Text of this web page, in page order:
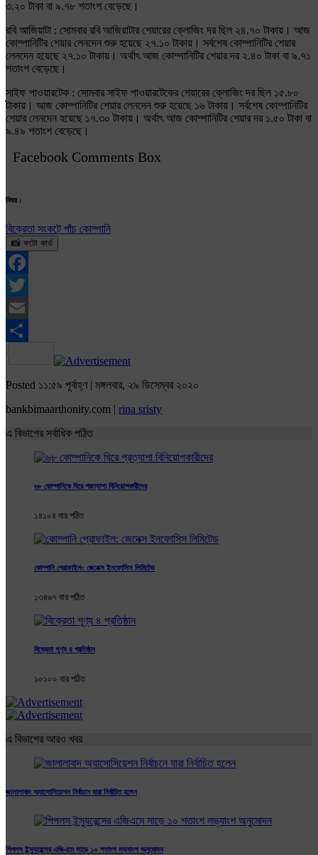
৩.২০ টাকা বা ৯.৭৮ শতাংশ বেড়েছে।
রবি আজিয়াটা : সোমবার রবি আজিয়াটার শেয়ারের ক্লোজিং দর ছিল ২৪.৭০ টাকায়। আজ
কোম্পানিটির শেয়ার লেনদেন শুরু হয়েছে ২৭.১০ টাকায়। সর্বশেষ কোম্পানিটির শেয়ার
লেনদেন হয়েছে ২৭.১০ টাকায়। অর্থাৎ আজ কোম্পানিটির শেয়ার দর ২.৪০ টাকা বা ৯.৭১
শতাংশ বেড়েছে।
সাইফ পাওয়ারটেক : সোমবার সাইফ পাওয়ারটেকের শেয়ারের ক্লোজিং দর ছিল ১৫.৮০
টাকায়। আজ কোম্পানিটির শেয়ার লেনদেন শুরু হয়েছে ১৬ টাকায়। সর্বশেষ কোম্পানিটির
শেয়ার লেনদেন হয়েছে ১৭.৩০ টাকায়। অর্থাৎ আজ কোম্পানিটির শেয়ার দর ১.৫০ টাকা বা
৯.৪৯ শতাংশ বেড়েছে।
Facebook Comments Box
বিষয় :
বিক্রেতা সংকটে পাঁচ কোম্পানি
📸 ফটো কার্ড
Facebook
Twitter
Email
Share
Posted ১১:৫৯ পূর্বাহ্ণ | মঙ্গলবার, ২৯ ডিসেম্বর ২০২০
bankbimaarthonity.com | rina sristy
এ বিভাগের সর্বাধিক পঠিত
৬৮ কোম্পানিকে ঘিরে প্রত্যাশা বিনিয়োগকারীদের
১৪১০৪ বার পঠিত
কোম্পানি প্রোফাইল: জেনেক্স ইনফোসিস লিমিটেড
১৩৪৬৭ বার পঠিত
বিক্রেতা শূণ্য ৪ প্রতিষ্ঠান
১০১০০ বার পঠিত
এ বিভাগের আরও খবর
জালালাবাদ অ্যাসোসিয়েশন নির্বাচনে যারা নির্বাচিত হলেন
পিপলস ইন্স্যুরেন্সের এজিএমে সাড়ে ১০ শতাংশ লভ্যাংশ অনুমোদন